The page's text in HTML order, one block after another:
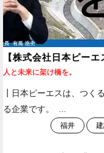
【株式会社日本ピー
人と未来に架け橋を。
┃日本ピーエスは、つく
る企業です。 ...
福井